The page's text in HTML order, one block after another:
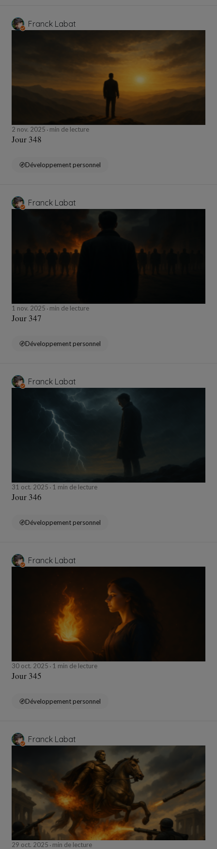
Franck Labat
2 nov. 2025 min de lecture
Jour 348
Développement personnel
Franck Labat
1 nov. 2025 min de lecture
Jour 347
Développement personnel
Franck Labat
31 oct. 2025 1 min de lecture
Jour 346
Développement personnel
Franck Labat
30 oct. 2025 1 min de lecture
Jour 345
Développement personnel
Franck Labat
29 oct. 2025 min de lecture